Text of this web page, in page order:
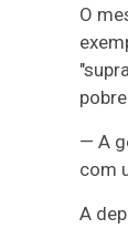
O
— A
com
A